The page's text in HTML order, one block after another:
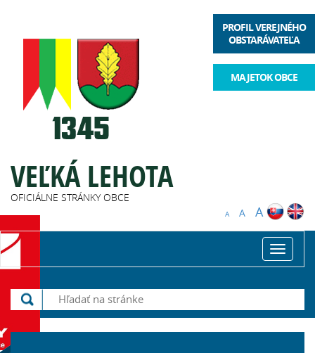
VEĽKÁ LEHOTA
OFICIÁLNE STRÁNKY OBCE
PROFIL VEREJNÉHO
OBSTARÁVATEĽA
MAJETOK OBCE
A A A
Toggle